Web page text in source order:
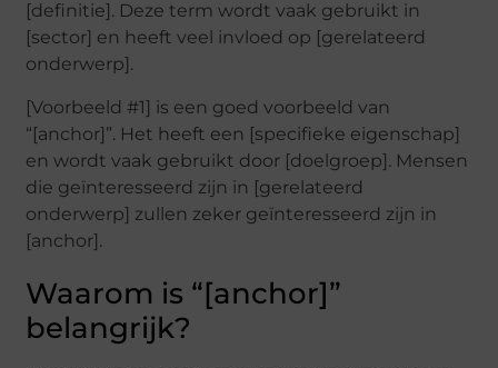
[definitie]. Deze term wordt vaak gebruikt in
[sector] en heeft veel invloed op [gerelateerd
onderwerp].
[Voorbeeld #1] is een goed voorbeeld van
“[anchor]”. Het heeft een [specifieke eigenschap]
en wordt vaak gebruikt door [doelgroep]. Mensen
die geïnteresseerd zijn in [gerelateerd
onderwerp] zullen zeker geïnteresseerd zijn in
[anchor].
Waarom is “[anchor]”
belangrijk?